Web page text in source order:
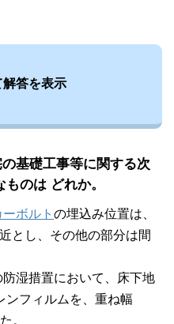
解答を表示
の基礎工事等に関する次
のは どれか。
ボルト の埋込み位置は、
とし、その他の部分は間
湿措置において、床下地
ンフィルムを、重ね幅
。